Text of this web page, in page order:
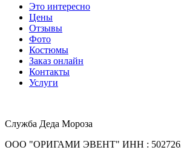
Это интересно
Цены
Отзывы
Фото
Костюмы
Заказ онлайн
Контакты
Услуги
Служба Деда Мороза
ООО "ОРИГАМИ ЭВЕНТ" ИНН :